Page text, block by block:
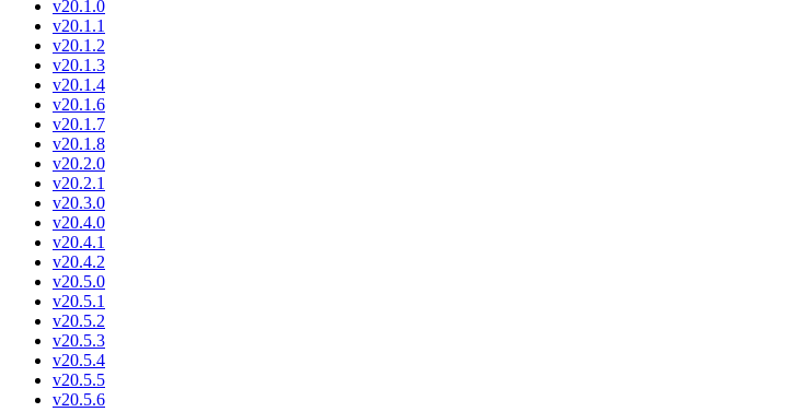
v20.1.0
v20.1.1
v20.1.2
v20.1.3
v20.1.4
v20.1.6
v20.1.7
v20.1.8
v20.2.0
v20.2.1
v20.3.0
v20.4.0
v20.4.1
v20.4.2
v20.5.0
v20.5.1
v20.5.2
v20.5.3
v20.5.4
v20.5.5
v20.5.6